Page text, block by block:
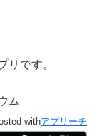
リです。
ム
withアプリーチ